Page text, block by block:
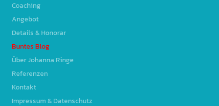
Coaching
Angebot
Details & Honorar
Buntes Blog
Über Johanna Ringe
Referenzen
Kontakt
Impressum & Datenschutz